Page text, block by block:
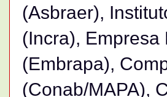
(Asbraer),
(Incra),
(Embrapa),
(Conab/MAPA),